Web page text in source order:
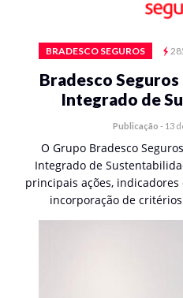
BRADESCO SEGUROS
Bradesco
Integrado de
Publicação - 13
O Grupo Bradesco
Integrado de
principais ações,
incorporação de